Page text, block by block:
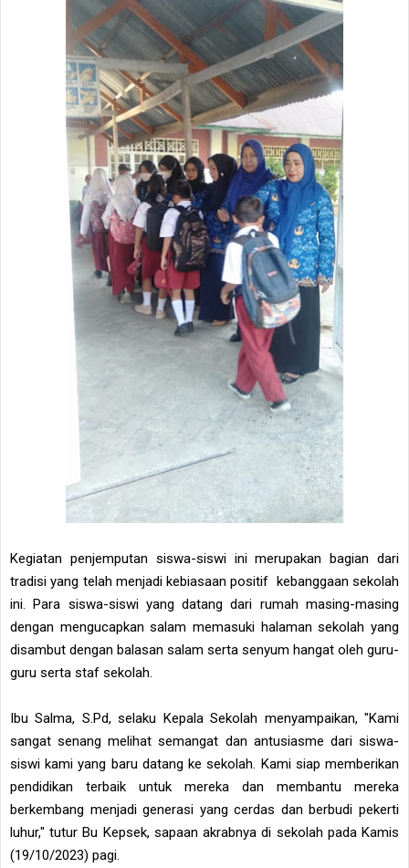
Kegiatan penjemputan siswa-siswi ini merupakan bagian dari
tradisi yang telah menjadi kebiasaan positif kebanggaan sekolah
ini. Para siswa-siswi yang datang dari rumah masing-masing
dengan mengucapkan salam memasuki halaman sekolah yang
disambut dengan balasan salam serta senyum hangat oleh guru-
guru serta staf sekolah.
Ibu Salma, S.Pd, selaku Kepala Sekolah menyampaikan, "Kami
sangat senang melihat semangat dan antusiasme dari siswa-
siswi kami yang baru datang ke sekolah. Kami siap memberikan
pendidikan terbaik untuk mereka dan membantu mereka
berkembang menjadi generasi yang cerdas dan berbudi pekerti
luhur," tutur Bu Kepsek, sapaan akrabnya di sekolah pada Kamis
(19/10/2023) pagi.